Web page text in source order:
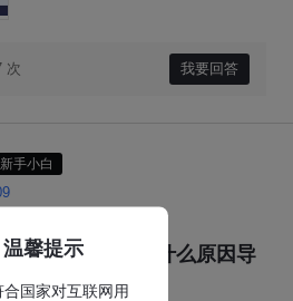
次 我要回答
新手小白
存在违规外链，什么原因导
决？
温馨提示
合国家对互联网用